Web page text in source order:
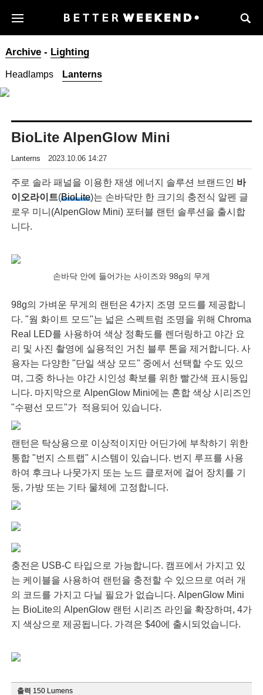
Archive- Lighting
Headlamps Lanterns
BioLite AlpenGlow Mini
Lanterns 2023.10.06 14:27
주로 솔라 패널을 이용한 재생 에너지 솔루션 브랜드인 바
이오라이트(BioLite)는 손바닥만 한 크기의 충전식 알펜 글
로우 미니(AlpenGlow Mini) 포터블 랜턴 솔루션을 출시합
니다.
손바닥 안에 들어가는 사이즈와 98g의 무게
98g의 가벼운 무게의 랜턴은 4가지 조명 모드를 제공합니
다. "웜 화이트 모드"는 넓은 스펙트럼 조명을 위해 Chroma
Real LED를 사용하여 색상 정확도를 렌더링하고 야간 요
리 및 사진 촬영에 실용적인 거친 블루 톤을 제거합니다. 사
용자는 다양한 "단일 색상 모드" 중에서 선택할 수도 있으
며, 그중 하나는 야간 시인성 확보를 위한 빨간색 표시등입
니다. 마지막으로 AlpenGlow Mini에는 혼합 색상 시리즈인
"수평선 모드"가 적용되어 있습니다.
랜턴은 탁상용으로 이상적이지만 어딘가에 부착하기 위한
통합 "번지 스트랩" 시스템이 있습니다. 번지 루프를 사용
하여 후크나 나뭇가지 또는 노드 클로저에 걸어 장치를 기
둥, 가방 또는 기타 물체에 고정합니다.
충전은 USB-C 타입으로 가능합니다. 캠프에서 가지고 있
는 케이블을 사용하여 랜턴을 충전할 수 있으므로 여러 개
의 코드를 가지고 다닐 필요가 없습니다. AlpenGlow Mini
는 BioLite의 AlpenGlow 랜턴 시리즈 라인을 확장하며, 4가
지 색상으로 제공됩니다. 가격은 $40에 출시되었습니다.
출력 150 Lumens